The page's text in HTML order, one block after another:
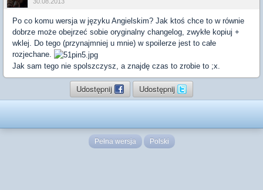
Po co komu wersja w języku Angielskim? Jak ktoś chce to w równie
dobrze może obejrzeć sobie oryginalny changelog, zwykłe kopiuj +
wklej. Do tego (przynajmniej u mnie) w spoilerze jest to całe
rozjechane.
Jak sam tego nie spolszczysz, a znajdę czas to zrobie to ;x.
Udostępnij Udostępnij
Pełna wersja Polski